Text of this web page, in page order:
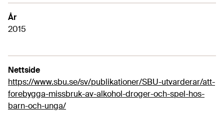
År
2015
Nettside
https://www.sbu.se/sv/publikationer/SBU-utvarderar/att-
forebygga-missbruk-av-alkohol-droger-och-spel-hos-
barn-och-unga/